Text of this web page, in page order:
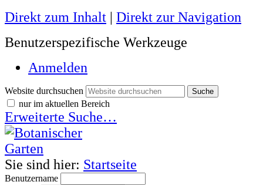
Direkt zum Inhalt | Direkt zur Navigation
Benutzerspezifische Werkzeuge
Anmelden
Website durchsuchen
nur im aktuellen Bereich
Erweiterte Suche…
Sie sind hier: Startseite
Benutzername